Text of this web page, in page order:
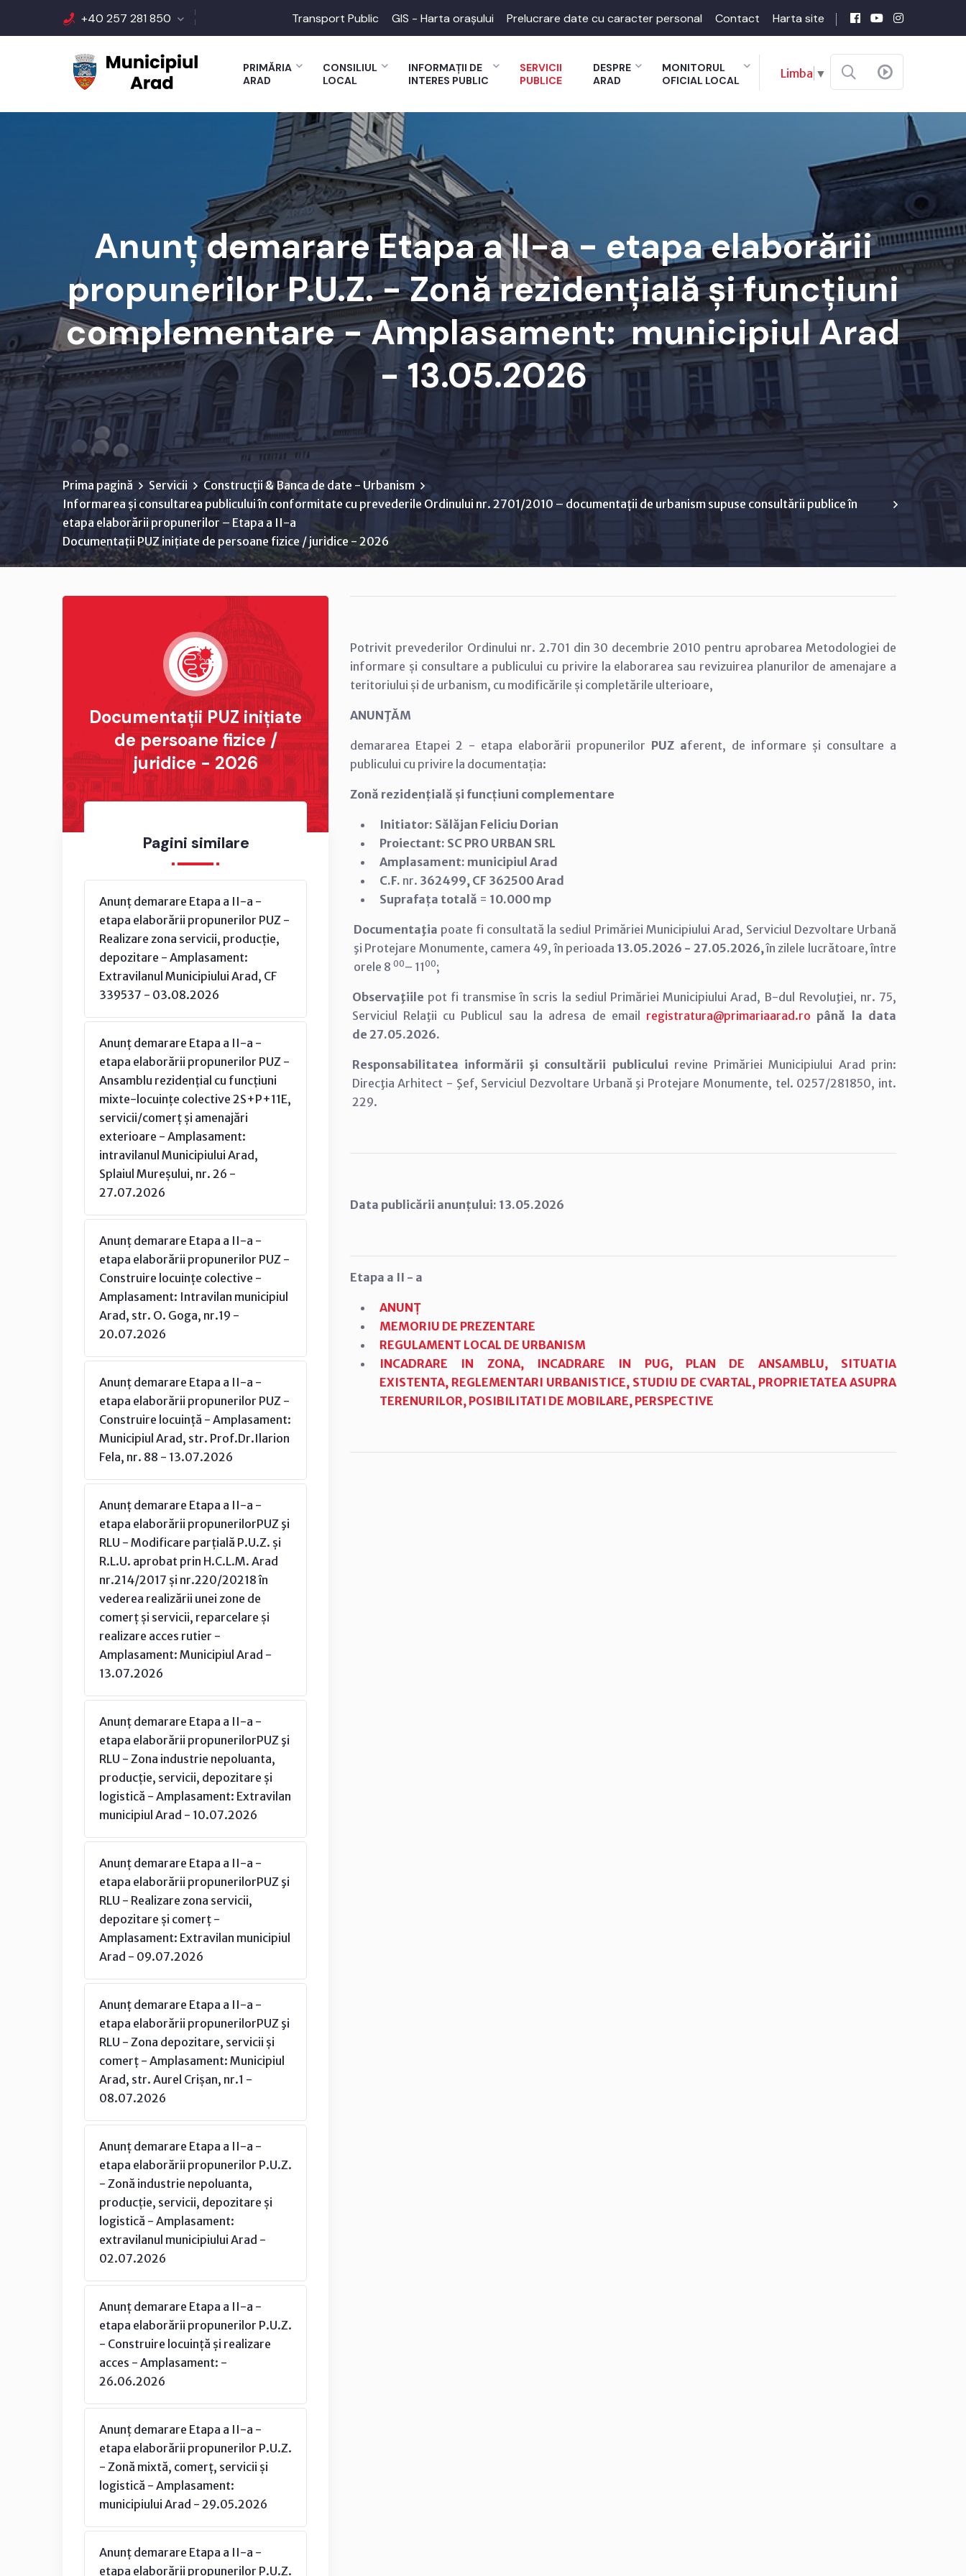
+40 257 281 850 Transport Public GIS - Harta orașului Prelucrare date cu caracter personal Contact Harta site
PRIMĂRIA
ARAD
CONSILIUL
LOCAL
INFORMAȚII DE
INTERES PUBLIC
SERVICII
PUBLICE
DESPRE
ARAD
MONITORUL
OFICIAL LOCAL
Limba ▼
Anunț demarare Etapa a II-a - etapa elaborării
propunerilor P.U.Z. - Zonă rezidențială și funcțiuni
complementare - Amplasament: municipiul Arad
- 13.05.2026
Prima pagină Servicii
Construcții & Banca de date - Urbanism
Informarea și consultarea publicului în conformitate cu prevederile Ordinului nr. 2701/2010 – documentații de urbanism supuse consultării publice în
etapa elaborării propunerilor – Etapa a II-a
Documentații PUZ inițiate de persoane fizice / juridice - 2026
Documentații PUZ inițiate
de persoane fizice /
juridice - 2026
Pagini similare
Anunț demarare Etapa a II-a -
etapa elaborării propunerilor PUZ -
Realizare zona servicii, producție,
depozitare - Amplasament:
Extravilanul Municipiului Arad, CF
339537 - 03.08.2026
Anunț demarare Etapa a II-a -
etapa elaborării propunerilor PUZ -
Ansamblu rezidențial cu funcțiuni
mixte-locuințe colective 2S+P+11E,
servicii/comerț și amenajări
exterioare - Amplasament:
intravilanul Municipiului Arad,
Splaiul Mureșului, nr. 26 -
27.07.2026
Anunț demarare Etapa a II-a -
etapa elaborării propunerilor PUZ -
Construire locuințe colective -
Amplasament: Intravilan municipiul
Arad, str. O. Goga, nr.19 -
20.07.2026
Anunț demarare Etapa a II-a -
etapa elaborării propunerilor PUZ -
Construire locuință - Amplasament:
Municipiul Arad, str. Prof.Dr.Ilarion
Fela, nr. 88 - 13.07.2026
Anunț demarare Etapa a II-a -
etapa elaborării propunerilorPUZ şi
RLU - Modificare parțială P.U.Z. și
R.L.U. aprobat prin H.C.L.M. Arad
nr.214/2017 și nr.220/20218 în
vederea realizării unei zone de
comerț și servicii, reparcelare și
realizare acces rutier -
Amplasament: Municipiul Arad -
13.07.2026
Anunț demarare Etapa a II-a -
etapa elaborării propunerilorPUZ şi
RLU - Zona industrie nepoluanta,
producție, servicii, depozitare și
logistică - Amplasament: Extravilan
municipiul Arad - 10.07.2026
Anunț demarare Etapa a II-a -
etapa elaborării propunerilorPUZ şi
RLU - Realizare zona servicii,
depozitare și comerț -
Amplasament: Extravilan municipiul
Arad - 09.07.2026
Anunț demarare Etapa a II-a -
etapa elaborării propunerilorPUZ şi
RLU - Zona depozitare, servicii și
comerț - Amplasament: Municipiul
Arad, str. Aurel Crișan, nr.1 -
08.07.2026
Anunț demarare Etapa a II-a -
etapa elaborării propunerilor P.U.Z.
- Zonă industrie nepoluanta,
producție, servicii, depozitare și
logistică - Amplasament:
extravilanul municipiului Arad -
02.07.2026
Anunț demarare Etapa a II-a -
etapa elaborării propunerilor P.U.Z.
- Construire locuință și realizare
acces - Amplasament: -
26.06.2026
Anunț demarare Etapa a II-a -
etapa elaborării propunerilor P.U.Z.
- Zonă mixtă, comerț, servicii și
logistică - Amplasament:
municipiului Arad - 29.05.2026
Anunț demarare Etapa a II-a -
etapa elaborării propunerilor P.U.Z.
Potrivit prevederilor Ordinului nr. 2.701 din 30 decembrie 2010 pentru aprobarea Metodologiei de
informare și consultare a publicului cu privire la elaborarea sau revizuirea planurilor de amenajare a
teritoriului și de urbanism, cu modificările și completările ulterioare,
ANUNŢĂM
demararea Etapei 2 - etapa elaborării propunerilor PUZ aferent, de informare și consultare a
publicului cu privire la documentația:
Zonă rezidențială și funcțiuni complementare
Initiator: Sălăjan Feliciu Dorian
Proiectant: SC PRO URBAN SRL
Amplasament: municipiul Arad
C.F. nr. 362499, CF 362500 Arad
Suprafața totală = 10.000 mp
Documentaţia poate fi consultată la sediul Primăriei Municipiului Arad, Serviciul Dezvoltare Urbană
şi Protejare Monumente, camera 49, în perioada 13.05.2026 - 27.05.2026,în zilele lucrătoare, între
orele 800– 1100;
Observaţiile pot fi transmise în scris la sediul Primăriei Municipiului Arad, B-dul Revoluţiei, nr. 75,
Serviciul Relaţii cu Publicul sau la adresa de email registratura@primariaarad.ro până la data
de 27.05.2026.
Responsabilitatea informării şi consultării publicului revine Primăriei Municipiului Arad prin:
Direcţia Arhitect - Şef, Serviciul Dezvoltare Urbană şi Protejare Monumente, tel. 0257/281850, int.
229.
Data publicării anunțului: 13.05.2026
Etapa a II - a
ANUNȚ
MEMORIU DE PREZENTARE
REGULAMENT LOCAL DE URBANISM
INCADRARE IN ZONA, INCADRARE IN PUG, PLAN DE ANSAMBLU, SITUATIA
EXISTENTA, REGLEMENTARI URBANISTICE, STUDIU DE CVARTAL, PROPRIETATEA ASUPRA
TERENURILOR, POSIBILITATI DE MOBILARE, PERSPECTIVE